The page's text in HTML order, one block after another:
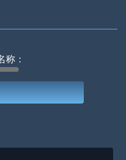
Cats
称：